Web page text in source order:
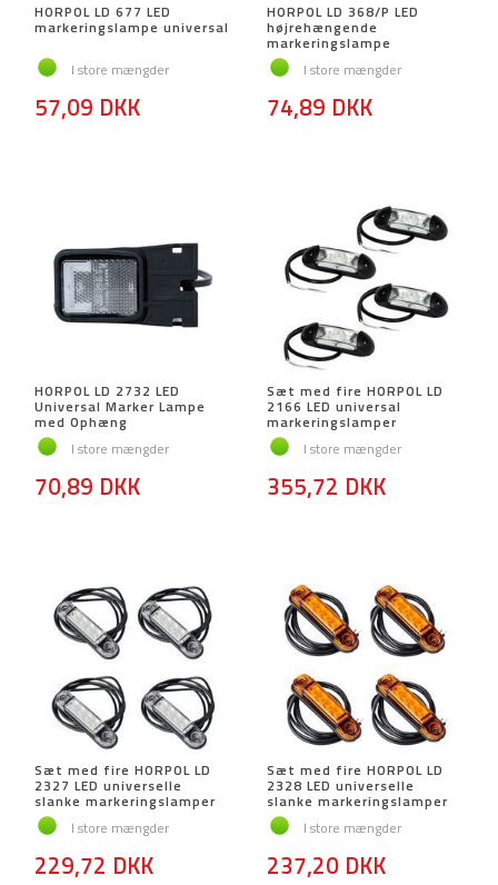
HORPOL LD 677 LED
markeringslampe universal
I store mængder
57,09 DKK
HORPOL LD 368/P LED
højrehængende
markeringslampe
I store mængder
74,89 DKK
HORPOL LD 2732 LED
Universal Marker Lampe
med Ophæng
I store mængder
70,89 DKK
Sæt med fire HORPOL LD
2166 LED universal
markeringslamper
I store mængder
355,72 DKK
Sæt med fire HORPOL LD
2327 LED universelle
slanke markeringslamper
I store mængder
229,72 DKK
Sæt med fire HORPOL LD
2328 LED universelle
slanke markeringslamper
I store mængder
237,20 DKK